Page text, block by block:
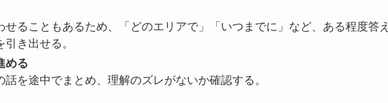
ることもあるため、「どのエリアで」「いつまでに」など、ある程度答え
き出せる。
める
を途中でまとめ、理解のズレがないか確認する。